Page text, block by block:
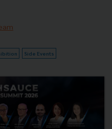
Side Events